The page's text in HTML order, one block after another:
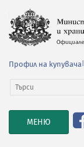
Профил на купувача
TOGGLE
NAVIGATION
МЕНЮ